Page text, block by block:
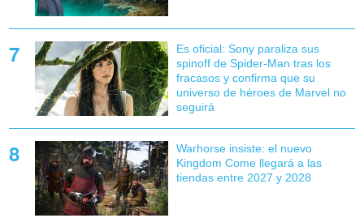
Es oficial: Sony paraliza sus
spinoff de Spider-Man tras los
fracasos y confirma que su
universo de héroes de Marvel no
seguirá
Warhorse insiste: el nuevo
Kingdom Come llegará a las
tiendas entre 2027 y 2028